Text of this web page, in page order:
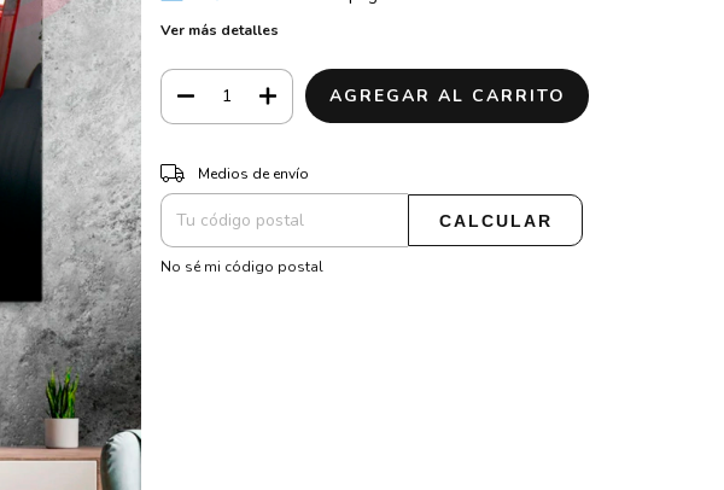
Ver más detalles
Entregas para el CP:
Medios de envío
CALCULAR
No sé mi código postal